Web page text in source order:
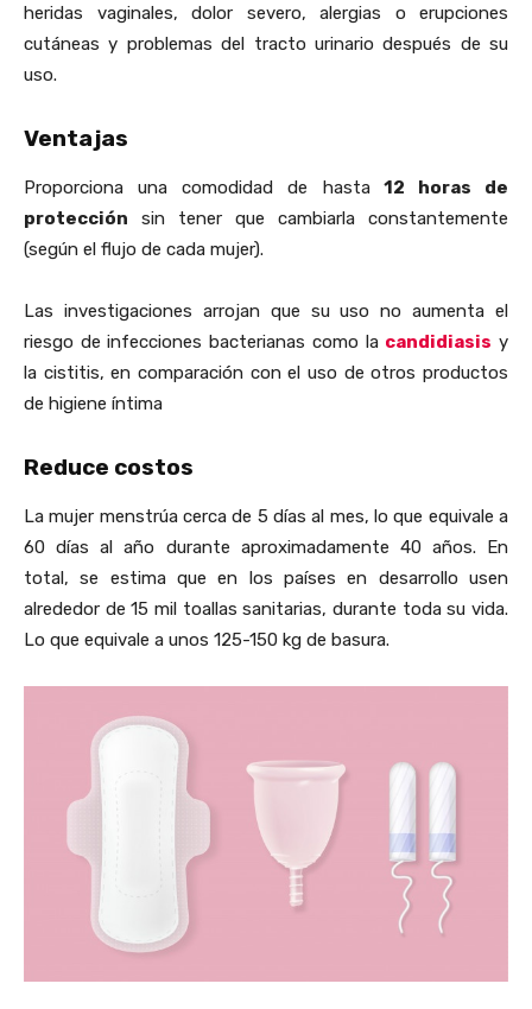
heridas vaginales, dolor severo, alergias o erupciones
cutáneas y problemas del tracto urinario después de su
uso.
Ventajas
Proporciona una comodidad de hasta12 horas de
protección sin tener que cambiarla constantemente
(según el flujo de cada mujer).
Las investigaciones arrojan que su uso no aumenta el
riesgo de infecciones bacterianas como la candidiasis y
la cistitis, en comparación con el uso de otros productos
de higiene íntima
Reduce costos
La mujer menstrúa cerca de 5 días al mes, lo que equivale a
60 días al año durante aproximadamente 40 años. En
total, se estima que en los países en desarrollo usen
alrededor de 15 mil toallas sanitarias, durante toda su vida.
Lo que equivale a unos 125-150 kg de basura.